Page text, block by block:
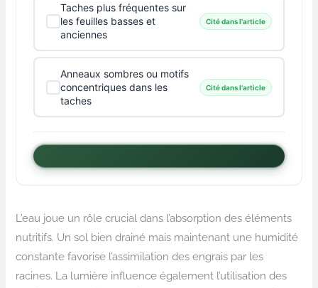
Taches plus fréquentes sur
les feuilles basses et
anciennes
Cité dans l'article
Anneaux sombres ou motifs
concentriques dans les
taches
Cité dans l'article
L’eau joue un rôle crucial dans l’absorption des éléments
nutritifs. Un sol bien drainé mais maintenant une humidité
constante favorise l’assimilation des engrais par les
racines. La lumière influence également l’utilisation des